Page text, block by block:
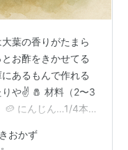
葉の香りがたまら
お酢をきかせてる
あるもんで作れる
や✌️ 🧂 材料（2〜3
🥔 にんじん…1/4本
じ2〜3 酢…小さじ
おかず